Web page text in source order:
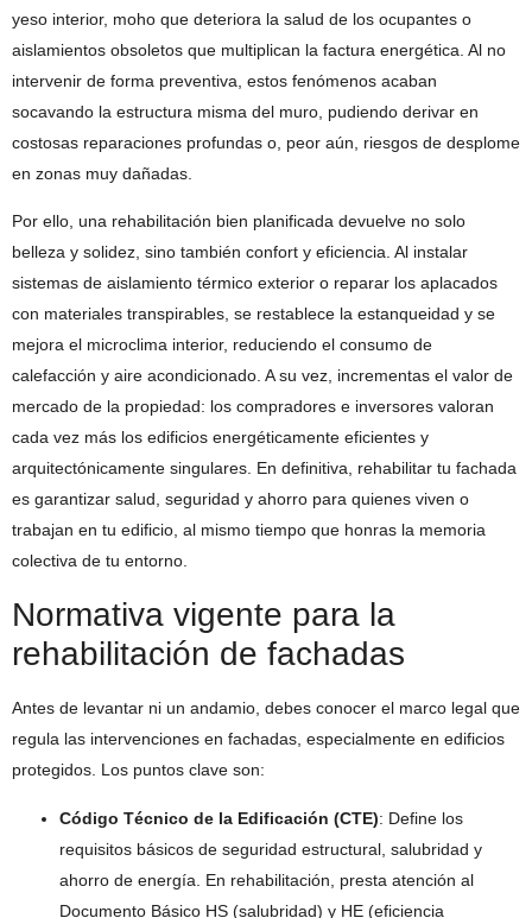
yeso interior, moho que deteriora la salud de los ocupantes o
aislamientos obsoletos que multiplican la factura energética. Al no
intervenir de forma preventiva, estos fenómenos acaban
socavando la estructura misma del muro, pudiendo derivar en
costosas reparaciones profundas o, peor aún, riesgos de desplome
en zonas muy dañadas.
Por ello, una rehabilitación bien planificada devuelve no solo
belleza y solidez, sino también confort y eficiencia. Al instalar
sistemas de aislamiento térmico exterior o reparar los aplacados
con materiales transpirables, se restablece la estanqueidad y se
mejora el microclima interior, reduciendo el consumo de
calefacción y aire acondicionado. A su vez, incrementas el valor de
mercado de la propiedad: los compradores e inversores valoran
cada vez más los edificios energéticamente eficientes y
arquitectónicamente singulares. En definitiva, rehabilitar tu fachada
es garantizar salud, seguridad y ahorro para quienes viven o
trabajan en tu edificio, al mismo tiempo que honras la memoria
colectiva de tu entorno.
Normativa vigente para la
rehabilitación de fachadas
Antes de levantar ni un andamio, debes conocer el marco legal que
regula las intervenciones en fachadas, especialmente en edificios
protegidos. Los puntos clave son:
Código Técnico de la Edificación (CTE): Define los
requisitos básicos de seguridad estructural, salubridad y
ahorro de energía. En rehabilitación, presta atención al
Documento Básico HS (salubridad) y HE (eficiencia